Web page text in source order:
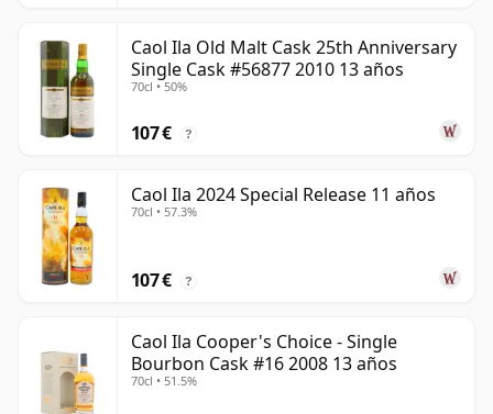
Caol Ila Old Malt Cask 25th Anniversary
Single Cask #56877 2010 13 años
70cl • 50%
107 € ?
Caol Ila 2024 Special Release 11 años
70cl • 57.3%
107 € ?
Caol Ila Cooper's Choice - Single
Bourbon Cask #16 2008 13 años
70cl • 51.5%